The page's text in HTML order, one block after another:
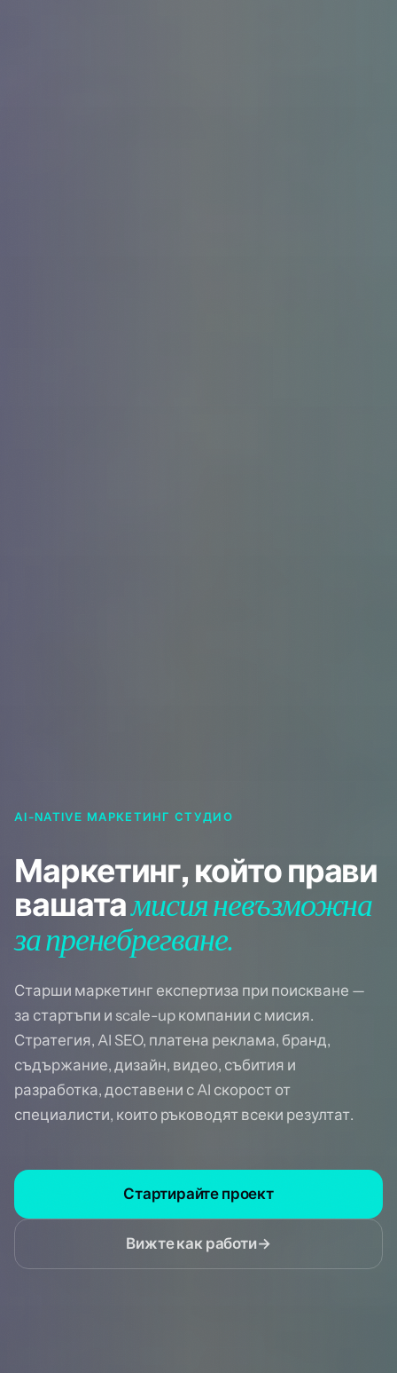
AI-NATIVE МАРКЕТИНГ СТУДИО
Маркетинг, който прави
вашатамисия невъзможна
за пренебрегване.
Старши маркетинг експертиза при поискване —
за стартъпи и scale-up компании с мисия.
Стратегия, AI SEO, платена реклама, бранд,
съдържание, дизайн, видео, събития и
разработка, доставени с AI скорост от
специалисти, които ръководят всеки резултат.
Стартирайте проект
Вижте как работи→